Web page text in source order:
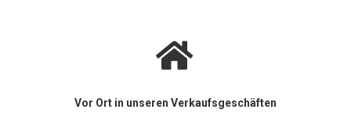
Vor Ort in unseren Verkaufsgeschäften